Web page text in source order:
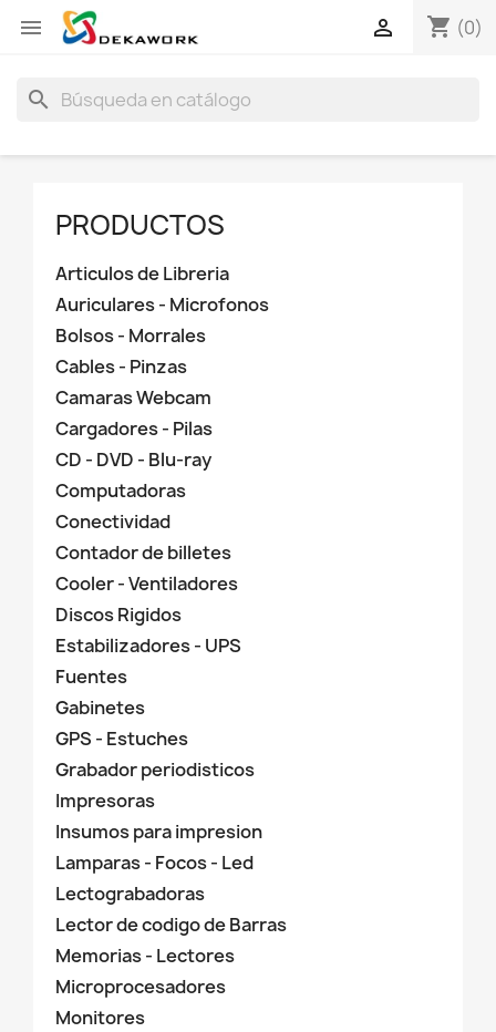
 shopping_cart (0)

search
PRODUCTOS
Articulos de Libreria
Auriculares - Microfonos
Bolsos - Morrales
Cables - Pinzas
Camaras Webcam
Cargadores - Pilas
CD - DVD - Blu-ray
Computadoras
Conectividad
Contador de billetes
Cooler - Ventiladores
Discos Rigidos
Estabilizadores - UPS
Fuentes
Gabinetes
GPS - Estuches
Grabador periodisticos
Impresoras
Insumos para impresion
Lamparas - Focos - Led
Lectograbadoras
Lector de codigo de Barras
Memorias - Lectores
Microprocesadores
Monitores